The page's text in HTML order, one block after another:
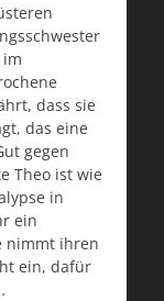
dass sie
das eine
gegen
Theo ist wie
in
ein
nimmt ihren
ein, dafür